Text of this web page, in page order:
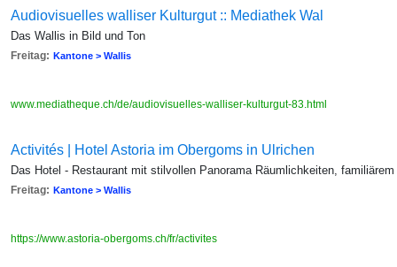
Audiovisuelles walliser Kulturgut :: Mediathek Wal
Das Wallis in Bild und Ton
Freitag: Kantone > Wallis
www.mediatheque.ch/de/audiovisuelles-walliser-kulturgut-83.html
Activités | Hotel Astoria im Obergoms in Ulrichen
Das Hotel - Restaurant mit stilvollen Panorama Räumlichkeiten,
Freitag: Kantone > Wallis
https://www.astoria-obergoms.ch/fr/activites